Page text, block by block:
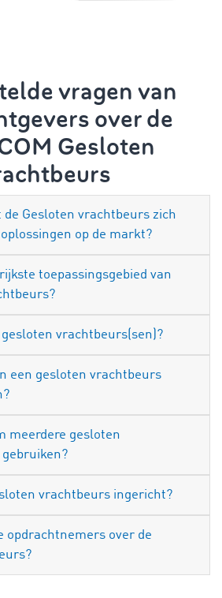
vragen van
over de
Gesloten
de Gesloten vrachtbeurs zich
op de markt?
toepassingsgebied van
vrachtbeurs(sen)?
een gesloten vrachtbeurs
meerdere gesloten
vrachtbeurs ingericht?
opdrachtnemers over de